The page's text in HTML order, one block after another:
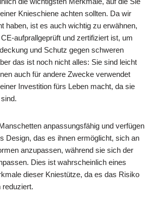
Knieschiene achten sollten. Da wir
haben, ist es auch wichtig zu erwähnen,
aufprallgeprüft und zertifiziert ist, um
und Schutz gegen schweren
das ist noch nicht alles: Sie sind leicht
auch für andere Zwecke verwendet
Investition fürs Leben macht, da sie
anpassungsfähig und verfügen
Design, das es ihnen ermöglicht, sich an
anzupassen, während sie sich der
Dies ist wahrscheinlich eines
dieser Kniestütze, da es das Risiko
reduziert.